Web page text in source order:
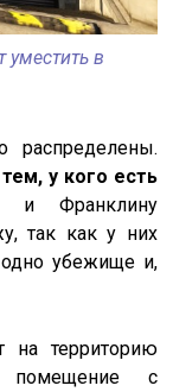
уместить в
распределены.
у кого есть
и Франклину
так как у них
убежище и,
на территорию
помещение с